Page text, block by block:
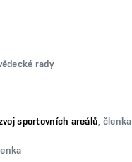
rady
sportovních areálů , členka